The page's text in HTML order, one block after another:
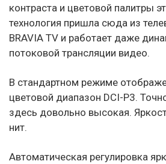
контраста и цветовой палитры
технология пришла сюда из
BRAVIA TV и работает даже
потоковой трансляции видео.
В стандартном режиме
цветовой диапазон DCI-P3.
здесь довольно высокая.
нит.
Автоматическая регулировка